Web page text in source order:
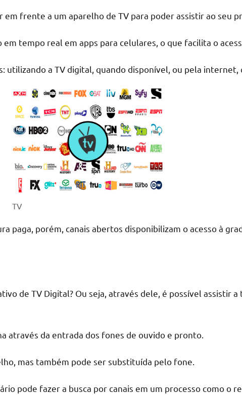
em frente a um aparelho de TV para poder assistir ao seu
tempo real em apps para celulares, o que facilita o
a TV digital, quando disponível, ou pela internet,
TV
paga, porém, canais abertos disponibilizam o acesso à
de TV Digital? Ou seja, através dele, é possível assistir
através da entrada dos fones de ouvido e pronto.
mas também pode ser substituída pelo fone.
pode fazer a busca por canais em um processo como o